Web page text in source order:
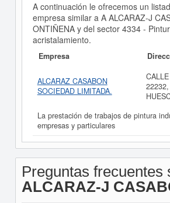
A continuación le ofrecemos un
empresa similar a A ALCARAZ-J
ONTIÑENA y del sector 4334 -
acristalamiento.
Empresa
ALCARAZ CASABON
SOCIEDAD LIMITADA.
La prestación de trabajos de pintura
empresas y particulares
Preguntas frecuentes
ALCARAZ-J